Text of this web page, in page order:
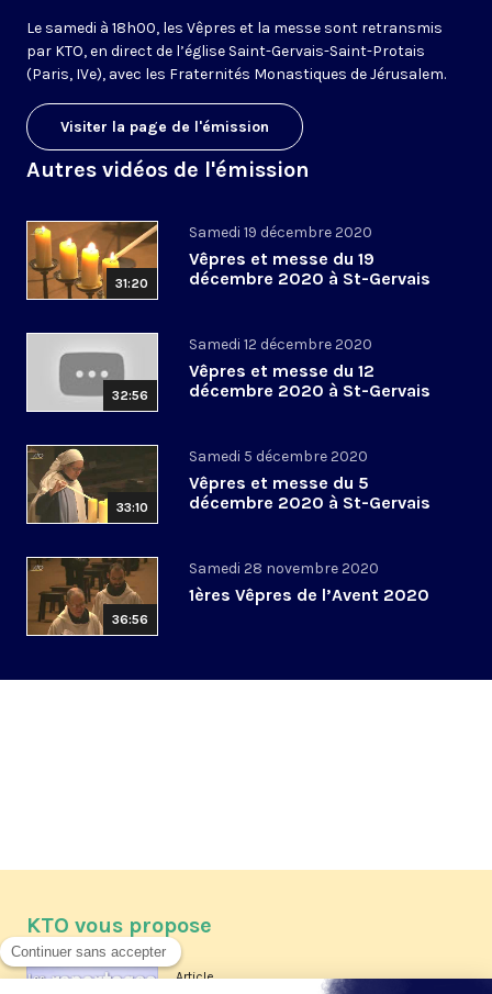
Le samedi à 18h00, les Vêpres et la messe sont retransmis
par KTO, en direct de l’église Saint-Gervais-Saint-Protais
(Paris, IVe), avec les Fraternités Monastiques de Jérusalem.
Visiter la page de l'émission
Autres vidéos de l'émission
31:20
Samedi 19 décembre 2020
Vêpres et messe du 19
décembre 2020 à St-Gervais
32:56
Samedi 12 décembre 2020
Vêpres et messe du 12
décembre 2020 à St-Gervais
33:10
Samedi 5 décembre 2020
Vêpres et messe du 5
décembre 2020 à St-Gervais
36:56
Samedi 28 novembre 2020
1ères Vêpres de l’Avent 2020
KTO vous propose
Article